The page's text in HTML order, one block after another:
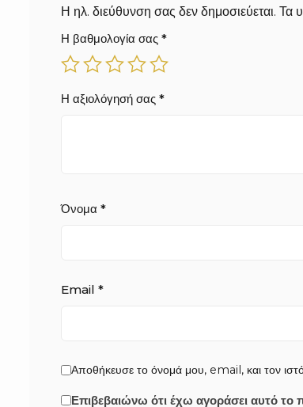
Η ηλ. διεύθυνση σας δεν δημοσιεύεται. Τα
Η βαθμολογία σας *
Η αξιολόγησή σας *
Όνομα *
Email *
Αποθήκευσε το όνομά μου, email, και τον
Επιβεβαιώνω ότι έχω αγοράσει αυτό το